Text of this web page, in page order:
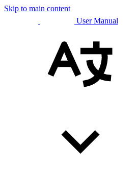
Skip to main content
User Manual